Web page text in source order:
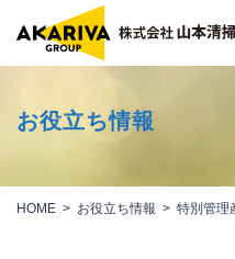
お役立ち情報
HOME お役立ち情報 特別管理